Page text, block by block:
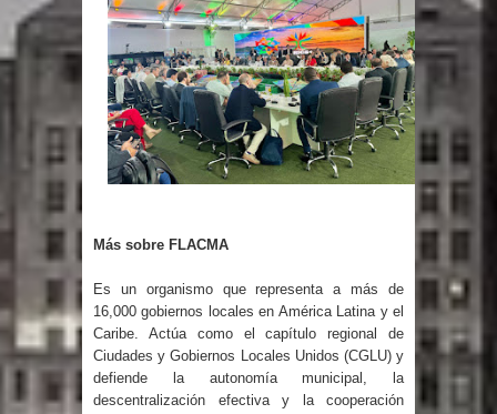
Más sobre FLACMA
Es un organismo que representa a más de
16,000 gobiernos locales en América Latina y el
Caribe. Actúa como el capítulo regional de
Ciudades y Gobiernos Locales Unidos (CGLU) y
defiende la autonomía municipal, la
descentralización efectiva y la cooperación